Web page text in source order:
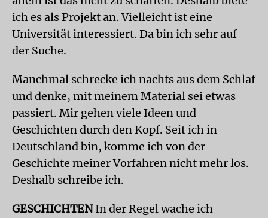
ich es als Projekt an. Vielleicht ist eine
Universität interessiert. Da bin ich sehr auf
der Suche.
Manchmal schrecke ich nachts aus dem Schlaf
und denke, mit meinem Material sei etwas
passiert. Mir gehen viele Ideen und
Geschichten durch den Kopf. Seit ich in
Deutschland bin, komme ich von der
Geschichte meiner Vorfahren nicht mehr los.
Deshalb schreibe ich.
GESCHICHTENIn der Regel wache ich